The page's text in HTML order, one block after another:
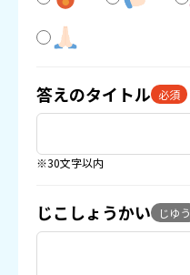
答えのタイトル 必須
※30文字以内
じこしょうかい じゆう